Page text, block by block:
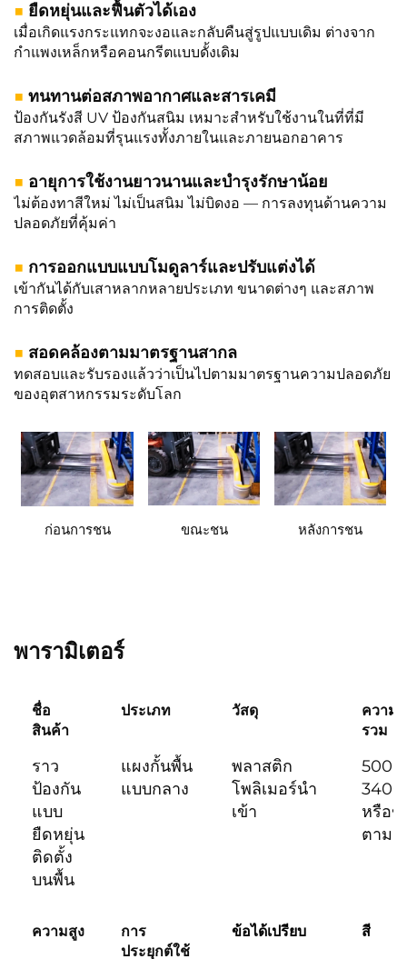
■ ยืดหยุ่นและฟื้นตัวได้เอง
เมื่อเกิดแรงกระแทกจะงอและกลับคืนสู่รูปแบบเดิม ต่างจาก
กำแพงเหล็กหรือคอนกรีตแบบดั้งเดิม
■ ทนทานต่อสภาพอากาศและสารเคมี
ป้องกันรังสี UV ป้องกันสนิม เหมาะสำหรับใช้งานในที่ที่มี
สภาพแวดล้อมที่รุนแรงทั้งภายในและภายนอกอาคาร
■ อายุการใช้งานยาวนานและบำรุงรักษาน้อย
ไม่ต้องทาสีใหม่ ไม่เป็นสนิม ไม่บิดงอ — การลงทุนด้านความ
ปลอดภัยที่คุ้มค่า
■ การออกแบบแบบโมดูลาร์และปรับแต่งได้
เข้ากันได้กับเสาหลากหลายประเภท ขนาดต่างๆ และสภาพ
การติดตั้ง
■ สอดคล้องตามมาตรฐานสากล
ทดสอบและรับรองแล้วว่าเป็นไปตามมาตรฐานความปลอดภัย
ของอุตสาหกรรมระดับโลก
ก่อนการชน ขณะชน หลังการชน
พารามิเตอร์
ชื่อ
สินค้า
ประเภท วัสดุ
ความ
รวม
ราว
ป้องกัน
แบบ
ยืดหยุ่น
ติดตั้ง
บนพื้น
แผงกั้นพื้น
แบบกลาง
พลาสติก
โพลิเมอร์นำ
เข้า
500
3400
หรือข
ตามสั่
ความสูง
การ
ประยุกต์ใช้
ข้อได้เปรียบ สี